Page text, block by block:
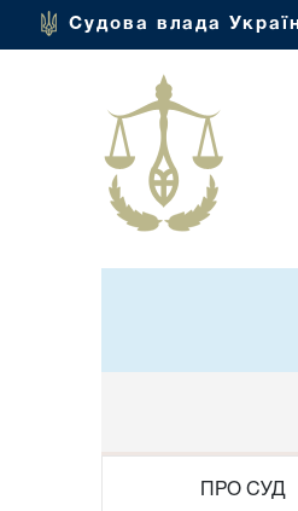
Судова влада
ПРО СУД